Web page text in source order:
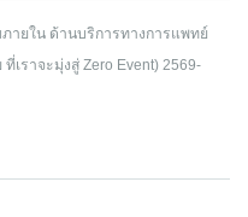
ายใน ด้านบริการทางการแพทย์
เราจะมุ่งสู่ Zero Event) 2569-